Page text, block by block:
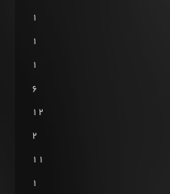
1
1
1
6
12
2
11
1